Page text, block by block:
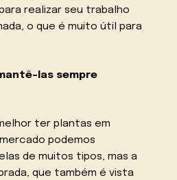
realizar seu trabalho
o que é muito útil para
las sempre
ter plantas em
podemos
de muitos tipos, mas a
que também é vista